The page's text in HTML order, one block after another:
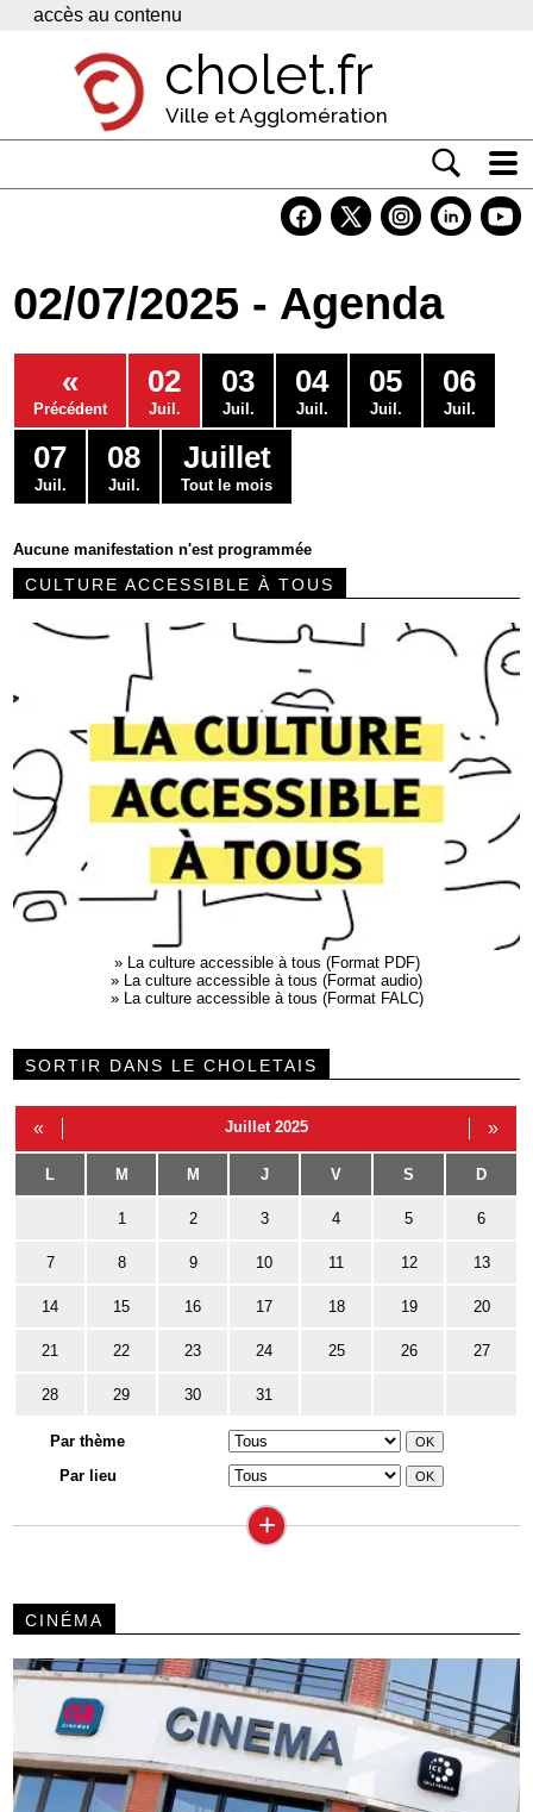
Panneau de gestion des cookies
accès au contenu
cholet.fr
Ville et Agglomération
Economie
Services
Contacts
02/07/2025 - Agenda
«
Précédent
02
Juil.
03
Juil.
04
Juil.
05
Juil.
06
Juil.
07
Juil.
08
Juil.
Juillet
Tout le mois
Aucune manifestation n'est programmée
CULTURE ACCESSIBLE À TOUS
»
La culture accessible à tous (Format PDF)
»
La culture accessible à tous (Format audio)
»
La culture accessible à tous (Format FALC)
SORTIR DANS LE CHOLETAIS
« Juillet 2025 »
L M M J V S D
1 2 3 4 5 6
7 8 9 10 11 12 13
14 15 16 17 18 19 20
21 22 23 24 25 26 27
28 29 30 31
Par thème
Par lieu
+
CINÉMA